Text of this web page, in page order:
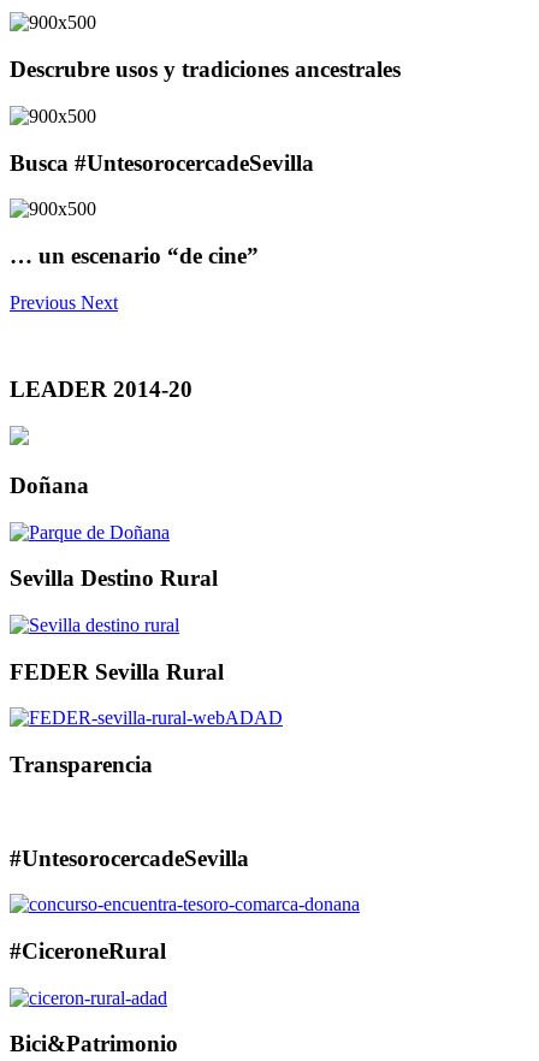
Descrubre usos y tradiciones ancestrales
Busca #UntesorocercadeSevilla
… un escenario “de cine”
Previous Next
LEADER 2014-20
Doñana
Sevilla Destino Rural
FEDER Sevilla Rural
Transparencia
#UntesorocercadeSevilla
#CiceroneRural
Bici&Patrimonio